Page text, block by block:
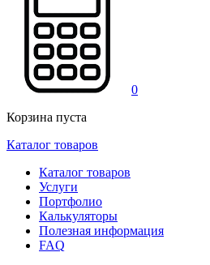
0
Корзина пуста
Каталог товаров
Каталог товаров
Услуги
Портфолио
Калькуляторы
Полезная информация
FAQ